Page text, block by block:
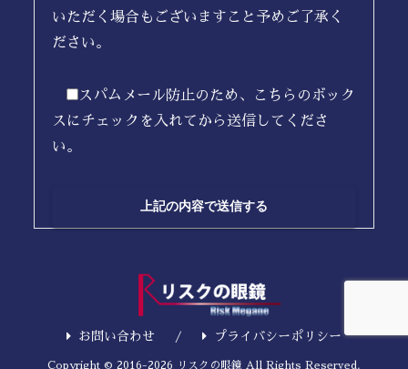
いただく場合もございますこと予めご了承く
ださい。
スパムメール防止のため、こちらのボック
スにチェックを入れてから送信してくださ
い。
お問い合わせ プライバシーポリシー
Copyright © 2016-2026 リスクの眼鏡 All Rights Reserved.